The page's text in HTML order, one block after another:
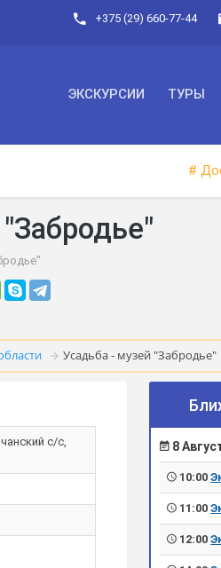
+375 (29) 660-77-44
ЭКСКУРСИИ ТУРЫ
#
Усадьба - музей "Забродье"
с/с,
8
10:00
11:00
12:00